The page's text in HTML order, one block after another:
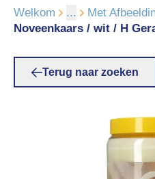
Welkom ...
Met
Noveenkaars / wit / H
Terug naar zoeken